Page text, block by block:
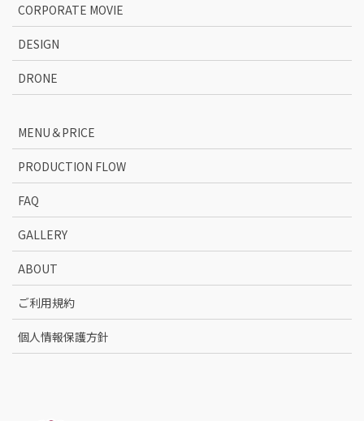
CORPORATE MOVIE
DESIGN
DRONE
MENU＆PRICE
PRODUCTION FLOW
FAQ
GALLERY
ABOUT
ご利用規約
個人情報保護方針